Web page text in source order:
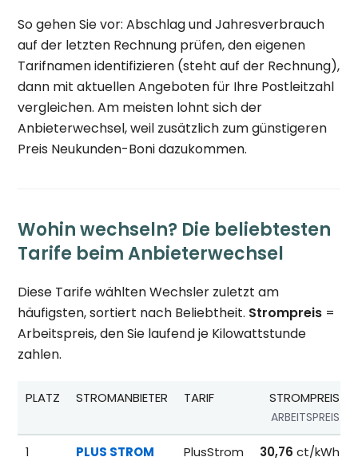
So gehen Sie vor: Abschlag und Jahresverbrauch
auf der letzten Rechnung prüfen, den eigenen
Tarifnamen identifizieren (steht auf der Rechnung),
dann mit aktuellen Angeboten für Ihre Postleitzahl
vergleichen. Am meisten lohnt sich der
Anbieterwechsel, weil zusätzlich zum günstigeren
Preis Neukunden-Boni dazukommen.
Wohin wechseln? Die beliebtesten
Tarife beim Anbieterwechsel
Diese Tarife wählten Wechsler zuletzt am
häufigsten, sortiert nach Beliebtheit. Strompreis =
Arbeitspreis, den Sie laufend je Kilowattstunde
zahlen.
Beliebteste Tarife beim Anbieterwechsel;
PLATZ STROMANBIETER TARIF STROMPREIS
ARBEITSPREIS
1 PLUS STROM
PlusStrom
30,76 ct/kWh